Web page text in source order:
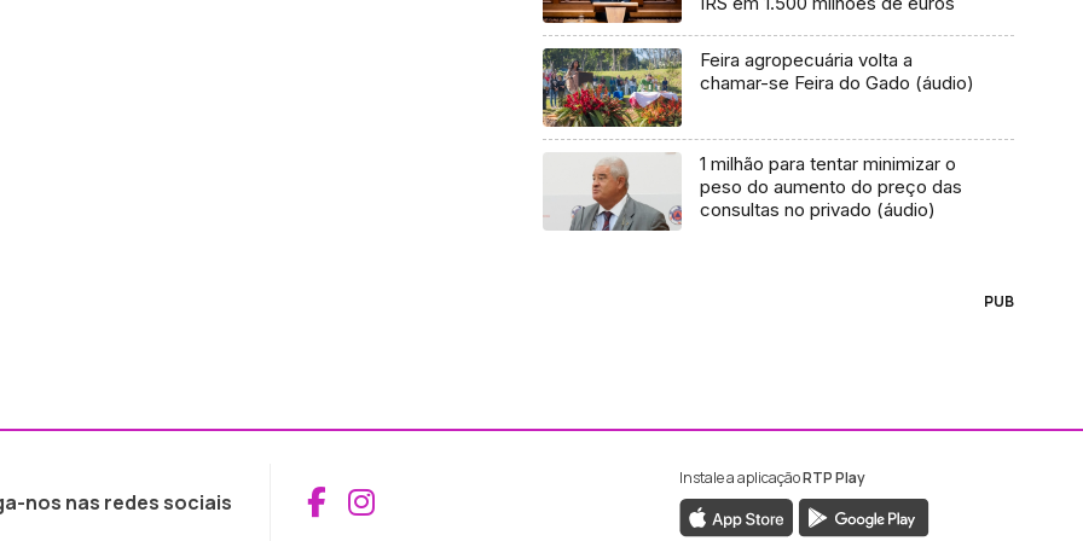
Feira agropecuária volta a
chamar-se Feira do Gado (áudio)
1 milhão para tentar minimizar o
peso do aumento do preço das
consultas no privado (áudio)
PUB
nos nas redes sociais Aceder ao Facebook da RTP Madeira
Aceder ao Instagram da RTP Madeira
Instale a aplicaçãoRTP Play